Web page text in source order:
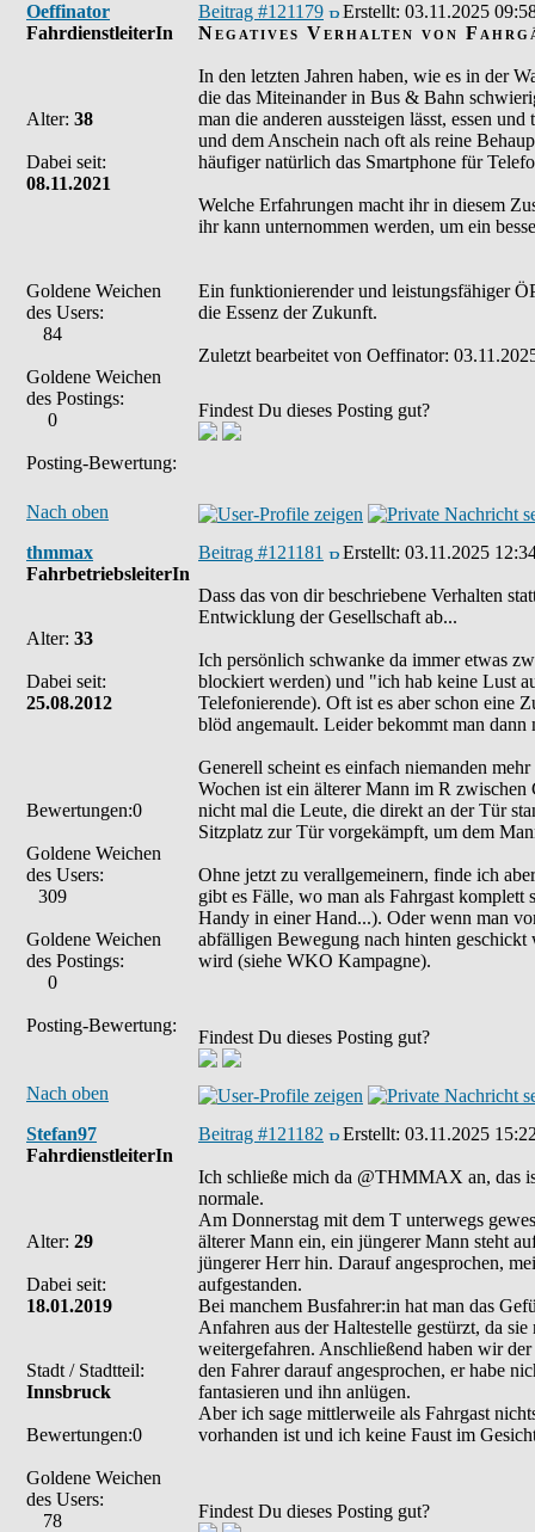
Oeffinator
FahrdienstleiterIn
Alter: 38
Dabei seit:
08.11.2021
Goldene Weichen
des Users:
84
Goldene Weichen
des Postings:
0
Posting-Bewertung:
Beitrag #121179 Erstellt: 03.11.2025
Negatives Verhalten von
In den letzten Jahren haben, wie es in der
die das Miteinander in Bus & Bahn
man die anderen aussteigen lässt, essen
und dem Anschein nach oft als reine
häufiger natürlich das Smartphone für
Welche Erfahrungen macht ihr in diesem
ihr kann unternommen werden, um ein
Ein funktionierender und leistungsfähiger
die Essenz der Zukunft.
Zuletzt bearbeitet von Oeffinator:
Findest Du dieses Posting gut?
Nach oben
thmmax
FahrbetriebsleiterIn
Alter: 33
Dabei seit:
25.08.2012
Bewertungen:0
Goldene Weichen
des Users:
309
Goldene Weichen
des Postings:
0
Posting-Bewertung:
Beitrag #121181 Erstellt: 03.11.2025
Dass das von dir beschriebene Verhalten
Entwicklung der Gesellschaft ab...
Ich persönlich schwanke da immer etwas
blockiert werden) und "ich hab keine Lust
Telefonierende). Oft ist es aber schon eine
blöd angemault. Leider bekommt man dann
Generell scheint es einfach niemanden
Wochen ist ein älterer Mann im R
nicht mal die Leute, die direkt an der Tür
Sitzplatz zur Tür vorgekämpft, um dem
Ohne jetzt zu verallgemeinern, finde ich
gibt es Fälle, wo man als Fahrgast
Handy in einer Hand...). Oder wenn man
abfälligen Bewegung nach hinten
wird (siehe WKO Kampagne).
Findest Du dieses Posting gut?
Nach oben
Stefan97
FahrdienstleiterIn
Alter: 29
Dabei seit:
18.01.2019
Stadt / Stadtteil:
Innsbruck
Bewertungen:0
Goldene Weichen
des Users:
78
Beitrag #121182 Erstellt: 03.11.2025
Ich schließe mich da @THMMAX an, das
normale.
Am Donnerstag mit dem T unterwegs
älterer Mann ein, ein jüngerer Mann steht
jüngerer Herr hin. Darauf angesprochen,
aufgestanden.
Bei manchem Busfahrer:in hat man das
Anfahren aus der Haltestelle gestürzt, da
weitergefahren. Anschließend haben wir
den Fahrer darauf angesprochen, er habe
fantasieren und ihn anlügen.
Aber ich sage mittlerweile als Fahrgast
vorhanden ist und ich keine Faust im
Findest Du dieses Posting gut?